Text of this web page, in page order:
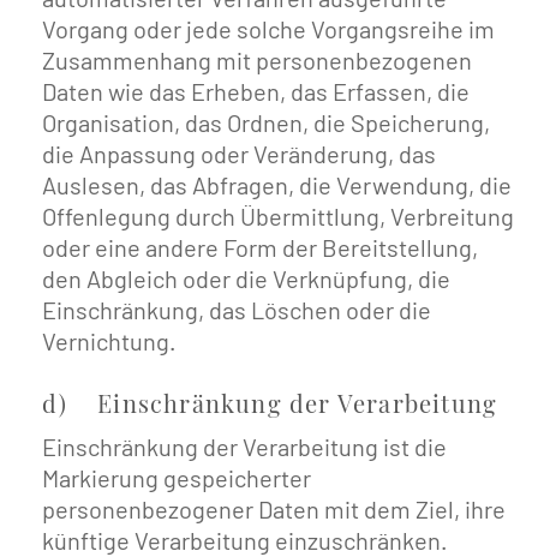
Vorgang oder jede solche Vorgangsreihe im
Zusammenhang mit personenbezogenen
Daten wie das Erheben, das Erfassen, die
Organisation, das Ordnen, die Speicherung,
die Anpassung oder Veränderung, das
Auslesen, das Abfragen, die Verwendung, die
Offenlegung durch Übermittlung, Verbreitung
oder eine andere Form der Bereitstellung,
den Abgleich oder die Verknüpfung, die
Einschränkung, das Löschen oder die
Vernichtung.
d) Einschränkung der Verarbeitung
Einschränkung der Verarbeitung ist die
Markierung gespeicherter
personenbezogener Daten mit dem Ziel, ihre
künftige Verarbeitung einzuschränken.